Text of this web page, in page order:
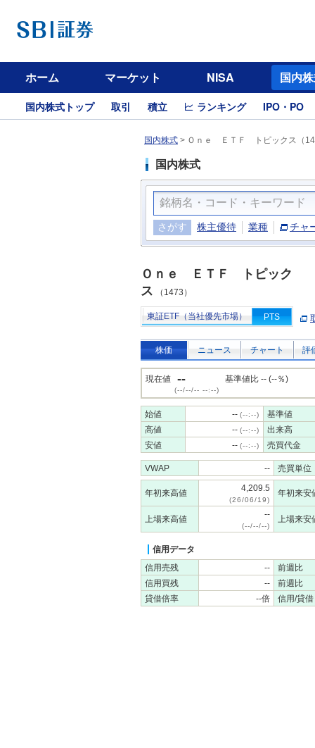
ホーム マーケット NISA 国内
国内株式トップ 取引 積立 ランキング IPO・PO
国内株式 > Ｏｎｅ ＥＴＦ トピックス（
国内株式
さがす 株主優待 業種 チャ
Ｏｎｅ ＥＴＦ トピック
ス （1473）
東証ETF（当社優先市場） PTS
株価 ニュース チャート 評
現在値 --
(--/--/-- --:--)
基準値比 -- (--％)
始値 -- (--:--)
基準値
高値
-- (--:--)
出来高
安値
-- (--:--) 売買代金
VWAP -- 売買単位
年初来高値 4,209.5
(26/06/19)
年初来安
上場来高値 --
(--/--/--)
上場来安
信用データ
信用売残
--
前週比
信用買残
--
前週比
貸借倍率
--倍 信用/貸借